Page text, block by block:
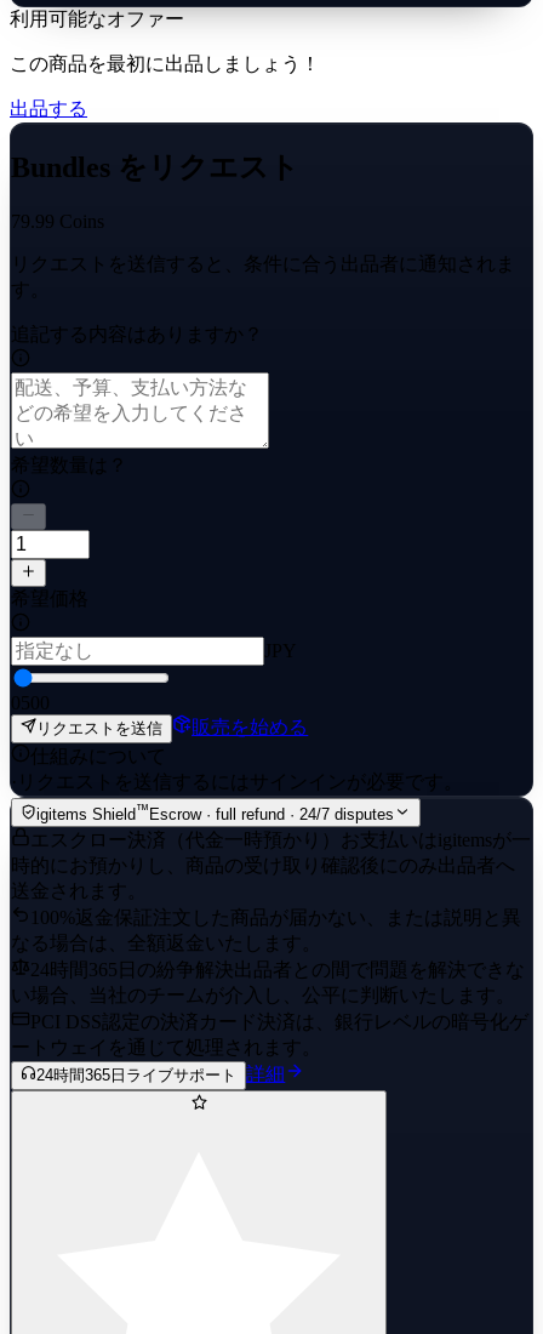
利用可能なオファー
この商品を最初に出品しましょう！
出品する
Bundles をリクエスト
79.99 Coins
リクエストを送信すると、条件に合う出品者に通知されま
す。
追記する内容はありますか？
希望数量は？
希望価格
JPY
0500
リクエストを送信
販売を始める
仕組みについて
· リクエストを送信するにはサインインが必要です。
igitems Shield™ Escrow · full refund · 24/7 disputes
エスクロー決済（代金一時預かり）
お支払いはigitemsが一
時的にお預かりし、商品の受け取り確認後にのみ出品者へ
送金されます。
100%返金保証 注文した商品が届かない、または説明と異
なる場合は、全額返金いたします。
24時間365日の紛争解決出品者との間で問題を解決できな
い場合、当社のチームが介入し、公平に判断いたします。
PCI DSS認定の決済 カード決済は、銀行レベルの暗号化ゲ
ートウェイを通じて処理されます。
24時間365日ライブサポート 詳細